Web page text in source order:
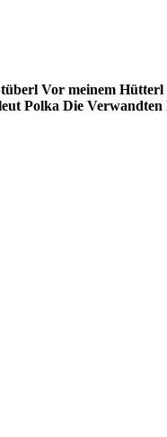
Vor meinem Hütterl
Polka Die Verwandten